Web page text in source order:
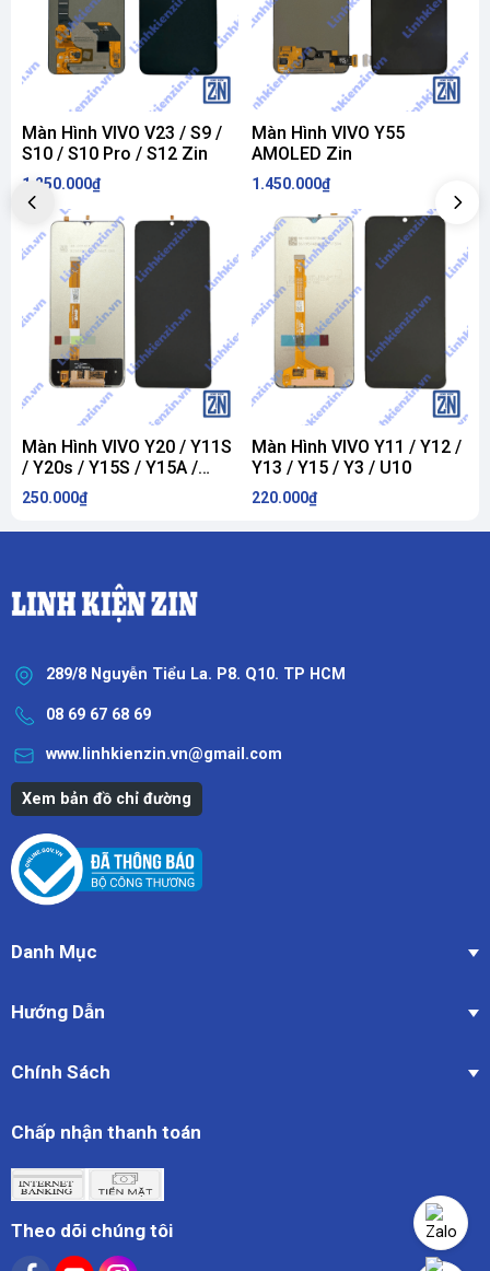
Màn Hình VIVO V23 / S9 /
S10 / S10 Pro / S12 Zin
1.250.000₫
Màn Hình VIVO Y55
AMOLED Zin
1.450.000₫
Màn Hình VIVO Y20 / Y11S
/ Y20s / Y15S / Y15A /
Y12S / Y12A / Y20I / Y20 /
iQOO U1X / Y10 / Y10-T1 /
Y10-T2 / Y11S / Y01 /
250.000₫
Màn Hình VIVO Y11 / Y12 /
Y13 / Y15 / Y3 / U10
220.000₫
289/8 Nguyễn Tiểu La. P8. Q10. TP HCM
08 69 67 68 69
www.linhkienzin.vn@gmail.com
Xem bản đồ chỉ đường
Danh Mục
Hướng Dẫn
Chính Sách
Chấp nhận thanh toán
Theo dõi chúng tôi